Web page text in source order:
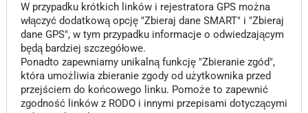
W przypadku krótkich linków i rejestratora GPS można
włączyć dodatkową opcję "Zbieraj dane SMART" i "Zbieraj
dane GPS", w tym przypadku informacje o odwiedzającym
będą bardziej szczegółowe.
Ponadto zapewniamy unikalną funkcję "Zbieranie zgód",
która umożliwia zbieranie zgody od użytkownika przed
przejściem do końcowego linku. Pomoże to zapewnić
zgodność linków z RODO i innymi przepisami dotyczącymi